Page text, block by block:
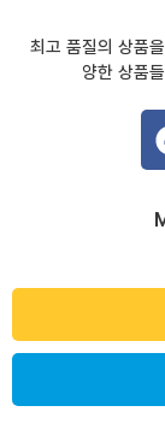
최고 품질의 상품
양한 상품